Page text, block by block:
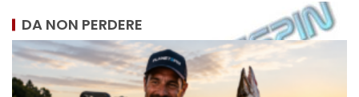
DA NON PERDERE